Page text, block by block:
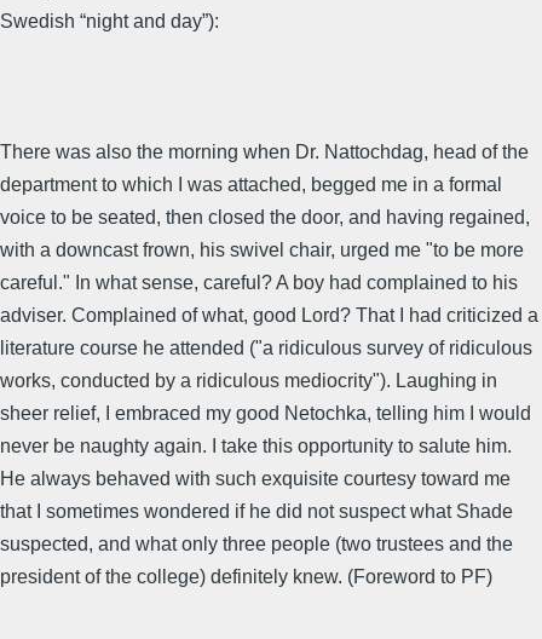
Swedish “night and day”):
There was also the morning when Dr. Nattochdag, head of the
department to which I was attached, begged me in a formal
voice to be seated, then closed the door, and having regained,
with a downcast frown, his swivel chair, urged me "to be more
careful." In what sense, careful? A boy had complained to his
adviser. Complained of what, good Lord? That I had criticized a
literature course he attended ("a ridiculous survey of ridiculous
works, conducted by a ridiculous mediocrity"). Laughing in
sheer relief, I embraced my good Netochka, telling him I would
never be naughty again. I take this opportunity to salute him.
He always behaved with such exquisite courtesy toward me
that I sometimes wondered if he did not suspect what Shade
suspected, and what only three people (two trustees and the
president of the college) definitely knew. (Foreword to PF)